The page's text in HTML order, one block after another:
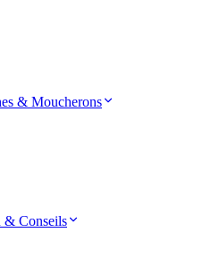
& Moucherons
& Conseils